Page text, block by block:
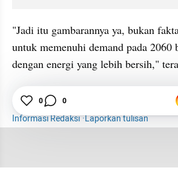
"Jadi itu gambarannya ya, bukan
untuk memenuhi demand pada 2060
dengan energi yang lebih bersih,"
Listrik Pembangkit Listrik
PLTU
Informasi Redaksi·Laporkan tulisan
0 0